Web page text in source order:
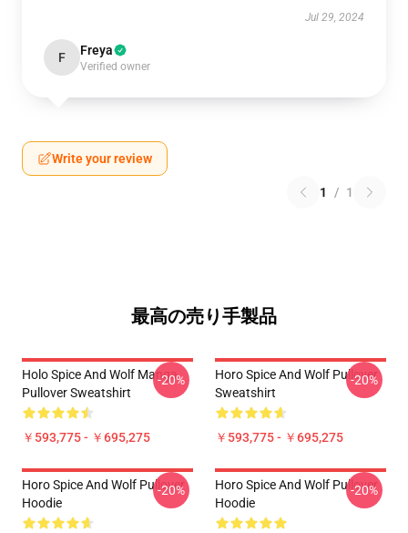
Jul 29, 2024
F Freya
Verified owner
Write your review
1 / 1
最高の売り手製品
Holo Spice And Wolf Manga
Pullover Sweatshirt
￥593,775 - ￥695,275
-20%
Horo Spice And Wolf Pullover
Sweatshirt
￥593,775 - ￥695,275
-20%
Horo Spice And Wolf Pullover
Hoodie
-20%
Horo Spice And Wolf Pullover
Hoodie
-20%